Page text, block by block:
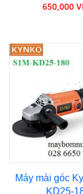
650,000
Máy mài góc
KD25-